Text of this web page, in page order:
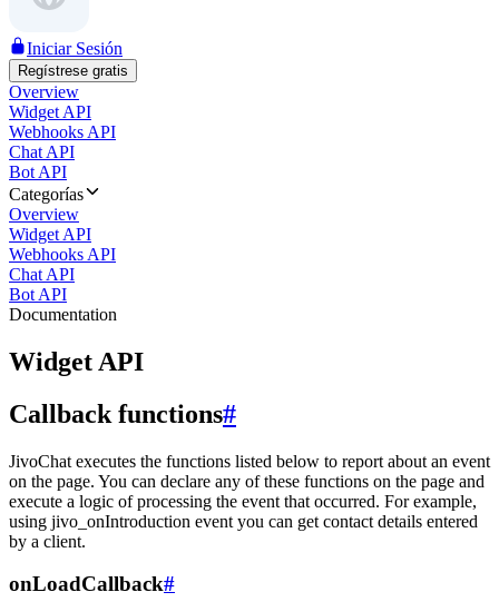
Iniciar Sesión
Regístrese gratis
Overview
Widget API
Webhooks API
Chat API
Bot API
Categorías
Overview
Widget API
Webhooks API
Chat API
Bot API
Documentation
Widget API
Callback functions#
JivoChat executes the functions listed below to report about an event
on the page. You can declare any of these functions on the page and
execute a logic of processing the event that occurred. For example,
using jivo_onIntroduction event you can get contact details entered
by a client.
onLoadCallback#